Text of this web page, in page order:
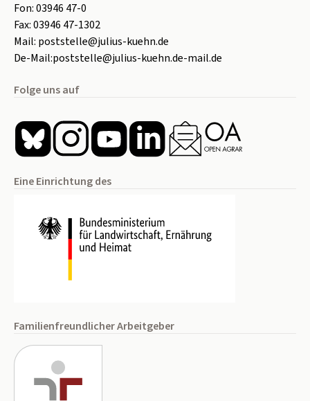
Fon:03946 47-0
Fax:03946 47-1302
Mail: poststelle@julius-kuehn.de
De-Mail:poststelle@julius-kuehn.de-mail.de
Folge uns auf
Eine Einrichtung des
Familienfreundlicher Arbeitgeber